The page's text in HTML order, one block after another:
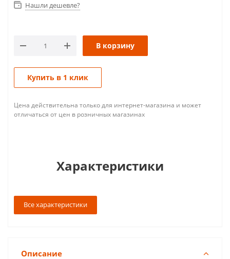
Нашли дешевле?
В корзину
Купить в 1 клик
Цена действительна только для интернет-магазина и может
отличаться от цен в розничных магазинах
Характеристики
Все характеристики
Описание